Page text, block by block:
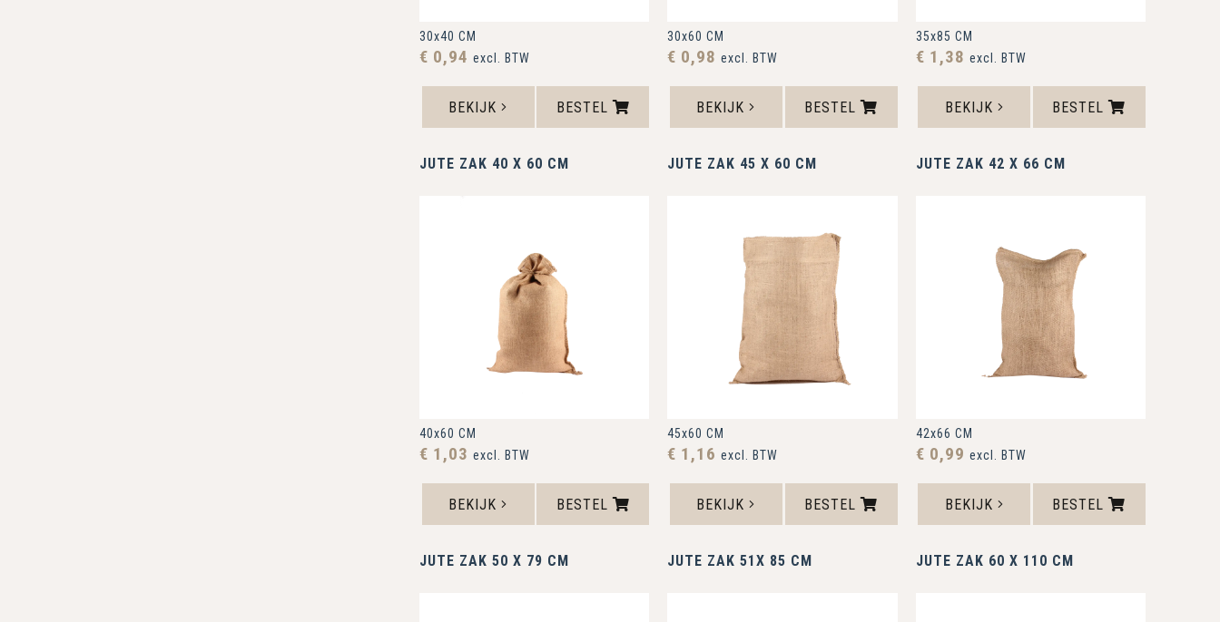
30x40 CM
€ 0,94 excl. BTW
BEKIJK BESTEL
30x60 CM
€ 0,98excl. BTW
BEKIJK BESTEL
35x85 CM
€ 1,38 excl. BTW
BEKIJK BESTEL
JUTE ZAK 40 X 60 CM
40x60 CM
€ 1,03 excl. BTW
BEKIJK BESTEL
JUTE ZAK 45 X 60 CM
45x60 CM
€ 1,16excl. BTW
BEKIJK BESTEL
JUTE ZAK 42 X 66 CM
42x66 CM
€ 0,99 excl. BTW
BEKIJK BESTEL
JUTE ZAK 50 X 79 CM JUTE ZAK 51X 85 CM JUTE ZAK 60 X 110 CM